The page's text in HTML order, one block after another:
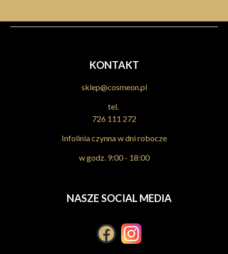
KONTAKT
sklep@cosmeon.pl
tel.
726 111 272
Infolinia czynna w dni robocze
w godz. 9:00 - 18:00
NASZE SOCIAL MEDIA